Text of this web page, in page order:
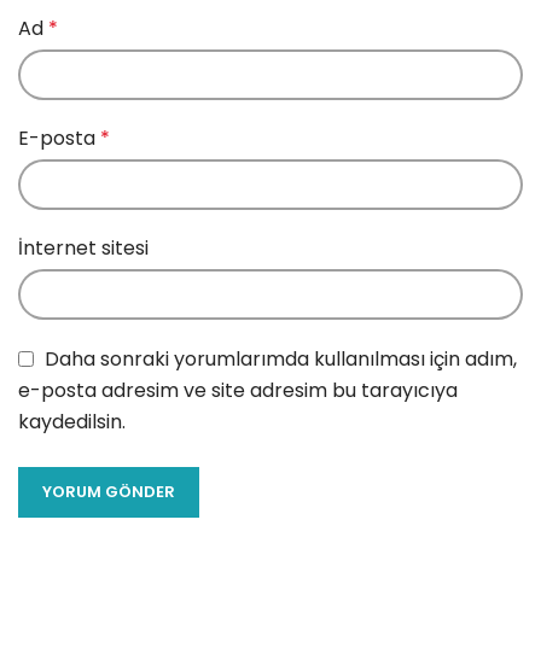
Ad *
E-posta *
İnternet sitesi
Daha sonraki yorumlarımda kullanılması için adım,
e-posta adresim ve site adresim bu tarayıcıya
kaydedilsin.